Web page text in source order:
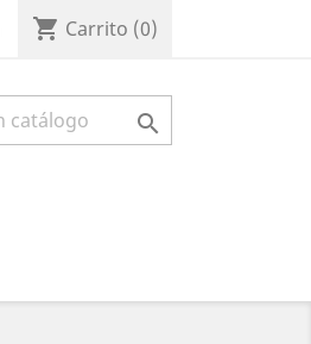
shopping_cart Carrito (0)
